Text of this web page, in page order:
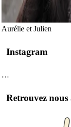
Aurélie et Julien
Instagram
…
Retrouvez nous